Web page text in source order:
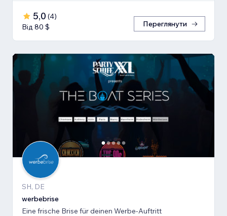
5,0 (4)
Від 80 $
Переглянути
SH, DE
werbebrise
Eine frische Brise für deinen Werbe-Auftritt